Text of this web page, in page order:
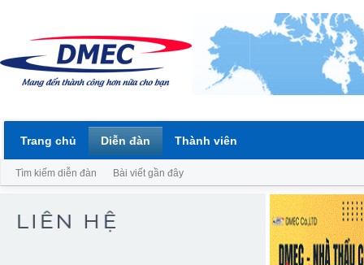
Trang chủ Diễn đàn
Tìm kiếm diễn đàn Bài viết gần đây
Thành viên